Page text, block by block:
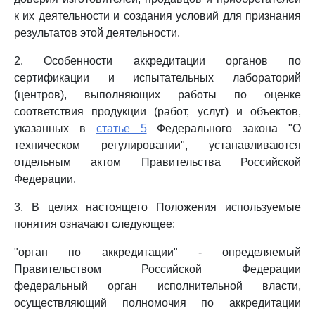
к их деятельности и создания условий для признания
результатов этой деятельности.
2. Особенности аккредитации органов по
сертификации и испытательных лабораторий
(центров), выполняющих работы по оценке
соответствия продукции (работ, услуг) и объектов,
указанных в статье 5Федерального закона "О
техническом регулировании", устанавливаются
отдельным актом Правительства Российской
Федерации.
3. В целях настоящего Положения используемые
понятия означают следующее:
"орган по аккредитации" - определяемый
Правительством Российской Федерации
федеральный орган исполнительной власти,
осуществляющий полномочия по аккредитации